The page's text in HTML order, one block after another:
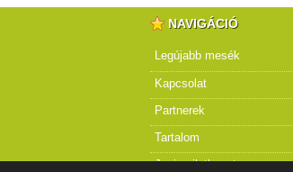
NAVIGÁCIÓ
Legújabb mesék
Kapcsolat
Partnerek
Tartalom
Jogi nyilatkozat